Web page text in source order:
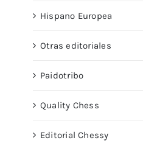
Hispano Europea
Otras editoriales
Paidotribo
Quality Chess
Editorial Chessy